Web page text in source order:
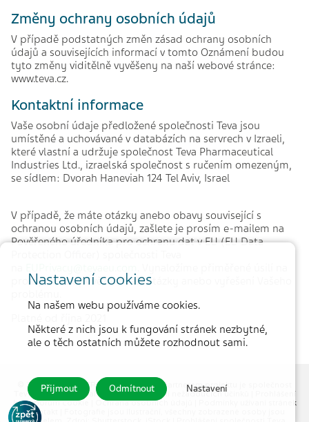
Změny ochrany osobních údajů
V případě podstatných změn zásad ochrany osobních
údajů a souvisejících informací v tomto Oznámení budou
tyto změny viditělně vyvěšeny na naší webové stránce:
www.teva.cz.
Kontaktní informace
Vaše osobní údaje předložené společnosti Teva jsou
umístěné a uchovávané v databázích na servrech v Izraeli,
které vlastní a udržuje společnost Teva Pharmaceutical
Industries Ltd., izraelská společnost s ručením omezeným,
se sídlem: Dvorah Haneviah 124 Tel Aviv, Israel
V případě, že máte otázky anebo obavy související s
ochranou osobních údajů, zašlete je prosím e-mailem na
Pověřeného úředníka pro ochranu dat v EU (EU Data
promptní zodpovězení Vaší otázky anebo vyřešení Vašeho
© 2026 MEDICAL TRIBUNE CZ, s.r.o. |
Partnerem projektu je společnost
Teva Pharmaceuticals CR, s.r.o.|Hlášení nežádoucích účinků
Prohlášení
k souborům cookie
Ochrana osobních údajů
Podmínky užívaní stránek
|Kontakt
Nastavení cookies
Na našem webu používáme cookies.
Některé z nich jsou k fungování stránek nezbytné,
ale o těch ostatních můžete rozhodnout sami.
Přijmout Odmítnout Nastavení